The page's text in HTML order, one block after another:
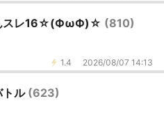
んスレ16☆(ФωФ)☆ (810)
1.4 2026/08/07 14:13
トル (623)